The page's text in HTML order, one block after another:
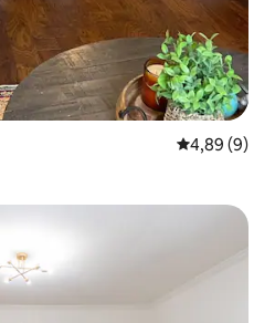
Gemiddelde
4,89 (9)